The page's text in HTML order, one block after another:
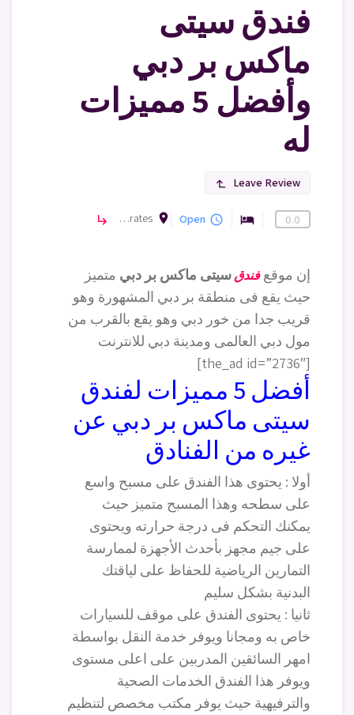
فندق سيتى
ماكس بر دبي
وأفضل 5 مميزات
له
Leave Review
subdirectory_arrow_left
0.0
hotel فنادق
query_builder
Open
room
Kuwait Street, Mankhool - Dubai - United Arab Emirates
subdirectory_arrow_right
إن موقعفندقسيتى ماكس بر دبي متميز
حيث يقع فى منطقة بر دبي المشهورة وهو
قريب جدا من خور دبي وهو يقع بالقرب من
مول دبي العالمى ومدينة دبي للانترنت
[the_ad id=”2736″]
أفضل 5 مميزات لفندق
سيتى ماكس بر دبي عن
غيره من الفنادق
أولا : يحتوى هذا الفندق على مسبح واسع
على سطحه وهذا المسبح متميز حيث
يمكنك التحكم فى درجة حرارته ويحتوى
على جيم مجهز بأحدث الأجهزة لممارسة
التمارين الرياضية للحفاظ على لياقتك
البدنية بشكل سليم
ثانيا : يحتوى الفندق على موقف للسيارات
خاص به ومجانا ويوفر خدمة النقل بواسطة
امهر السائقين المدربين على اعلى مستوى
ويوفر هذا الفندق الخدمات الصحية
والترفيهية حيث يوفر مكتب مخصص لتنظيم